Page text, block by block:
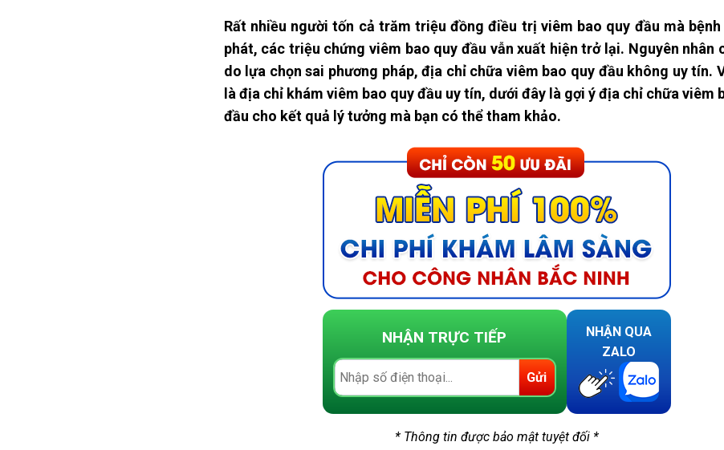
Rất nhiều người tốn cả trăm triệu đồng điều trị viêm bao quy đầu mà bệnh
phát, các triệu chứng viêm bao quy đầu vẫn xuất hiện trở lại. Nguyên nhân
do lựa chọn sai phương pháp, địa chỉ chữa viêm bao quy đầu không uy tín.
là địa chỉ khám viêm bao quy đầu uy tín, dưới đây là gợi ý địa chỉ chữa viêm
đầu cho kết quả lý tưởng mà bạn có thể tham khảo.
NHẬN TRỰC TIẾP
Gửi
NHẬN QUA
ZALO
* Thông tin được bảo mật tuyệt đối *